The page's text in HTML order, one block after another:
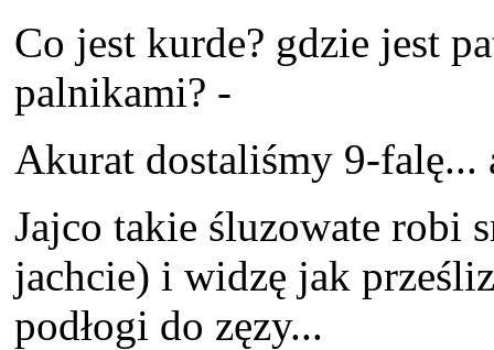
Co jest kurde? gdzie jest
palnikami? -
Akurat dostaliśmy 9-falę...
Jajco takie śluzowate robi
jachcie) i widzę jak
podłogi do zęzy...